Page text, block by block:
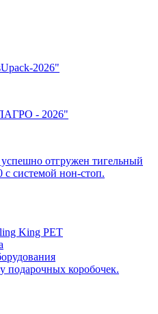
2026"
- 2026"
отгружен тигельный
с системой нон-стоп.
King PET
подарочных коробочек.